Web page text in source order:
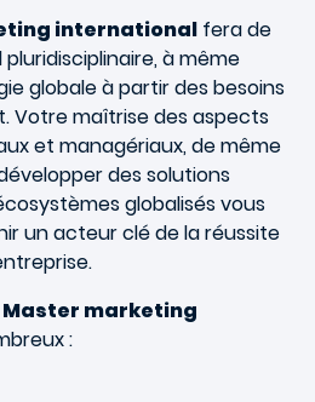
international fera de
à même
globale à partir des besoins
Votre maîtrise des aspects
et managériaux, de même
des solutions
globalisés vous
un acteur clé de la réussite
Master marketing
: